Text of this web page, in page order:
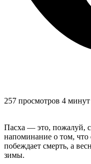
257 просмотров 4 минут
Пасха — это, пожалуй,
напоминание о том, что
побеждает смерть, а
зимы.